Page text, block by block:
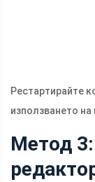
Рестартирайте
използването
Метод